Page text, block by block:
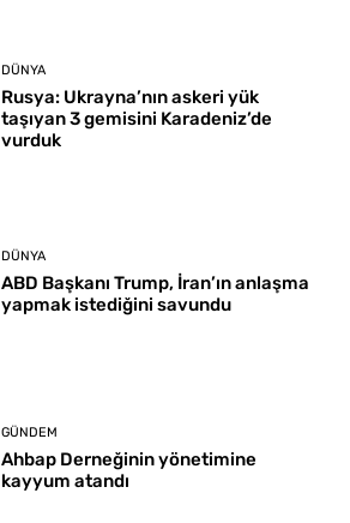
DÜNYA
Rusya: Ukrayna’nın askeri yük
taşıyan 3 gemisini Karadeniz’de
vurduk
DÜNYA
ABD Başkanı Trump, İran’ın anlaşma
yapmak istediğini savundu
GÜNDEM
Ahbap Derneğinin yönetimine
kayyum atandı